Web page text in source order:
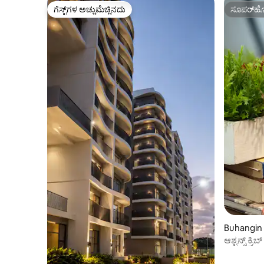
ಗೆಸ್ಟ್‌ಗಳ ಅಚ್ಚುಮೆಚ್ಚಿನದು
ಗೆಸ್ಟ್‌ಗಳ ಅಚ್ಚುಮೆಚ್ಚಿನದು
ಆಶ್ಟನ್ಸ್